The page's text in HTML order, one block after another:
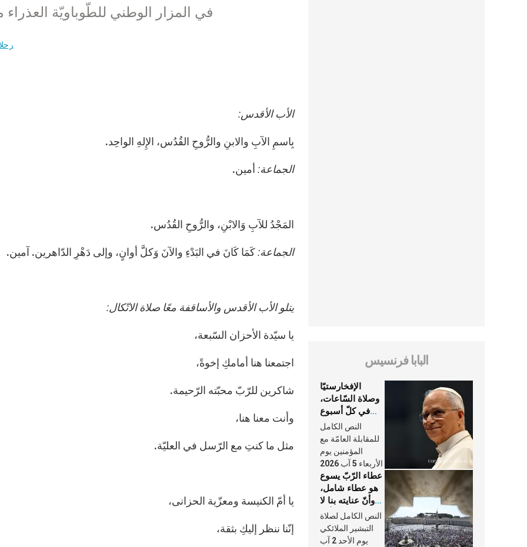
في المزار الوطني للطّوباويّة
الأب الأقدس:
بِاسمِ الآبِ والابنِ والرُّوحِ القُدُس، الإِلهِ الواحِد.
الجماعة: أمين.
المَجْدُ للآبِ وَالابْنِ، والرُّوحِ القُدُس.
الجماعة:كَمَا كَانَ في البَدْءِ والآنَ وَكلَّ أوانٍ، وإلى دَهْرِ الدّاهرين. آمين.
يتلو الأب الأقدس والأساقفة معًا صلاة الاتّكال:
يا سيّدة الأحزان السّبعة،
اجتمعنا هنا أمامكِ إخوةً،
شاكرين للرّبّ محبّته الرّحيمة.
وأنت معنا هنا،
مثل ما كنتِ مع الرّسل في العليّة.
يا أمّ الكنيسة ومعزّية الحزانى،
إنّنا ننظر إليكِ بثقة،
البابا فرنسيس
الإفخارستيّا
وصلاة السّاعات،
في كلّ أسبوع
وكلّ يوم، هما
النَّفَس في حياة
الكنيسة
النص الكامل
للمقابلة العامّة مع
المؤمنين يوم
الأربعاء 5 آب 2026
عطاء الرّبّ يسوع
هو عطاء شامل،
وأنّ عنايته بنا لا
تغيب عنّا أبدًا
النص الكامل لصلاة
التبشير الملائكي
يوم الأحد 2 آب